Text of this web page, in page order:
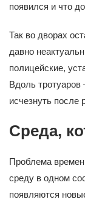
появился и что
Так во дворах
давно
полицейские,
Вдоль
исчезнуть после
Среда,
Проблема
среду в одном
появляются